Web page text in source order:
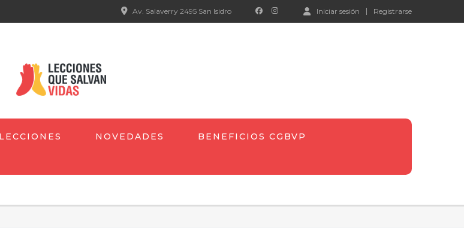
Iniciar sesión Registrarse
Av. Salaverry 2495 San Isidro
LECCIONES NOVEDADES
BENEFICIOS CGBVP